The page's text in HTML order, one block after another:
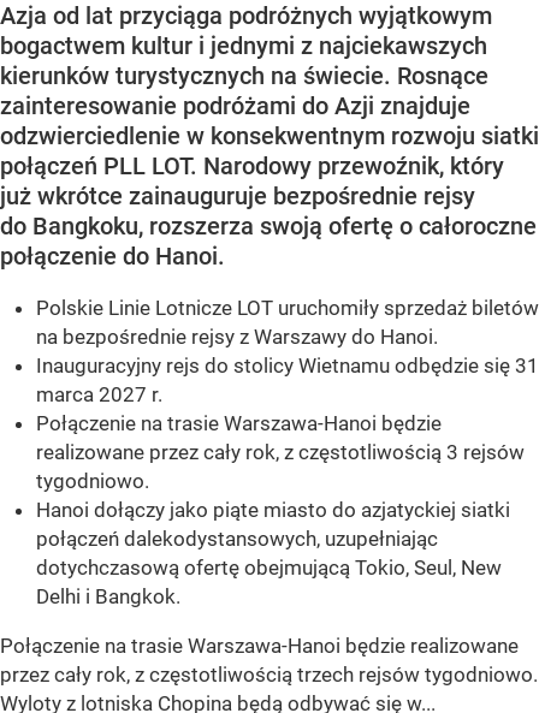
Azja od lat przyciąga podróżnych wyjątkowym
bogactwem kultur i jednymi z najciekawszych
kierunków turystycznych na świecie. Rosnące
zainteresowanie podróżami do Azji znajduje
odzwierciedlenie w konsekwentnym rozwoju siatki
połączeń PLL LOT. Narodowy przewoźnik, który
już wkrótce zainauguruje bezpośrednie rejsy
do Bangkoku, rozszerza swoją ofertę o całoroczne
połączenie do Hanoi.
Polskie Linie Lotnicze LOT uruchomiły sprzedaż biletów
na bezpośrednie rejsy z Warszawy do Hanoi.
Inauguracyjny rejs do stolicy Wietnamu odbędzie się 31
marca 2027 r.
Połączenie na trasie Warszawa-Hanoi będzie
realizowane przez cały rok, z częstotliwością 3 rejsów
tygodniowo.
Hanoi dołączy jako piąte miasto do azjatyckiej siatki
połączeń dalekodystansowych, uzupełniając
dotychczasową ofertę obejmującą Tokio, Seul, New
Delhi i Bangkok.
Połączenie na trasie Warszawa-Hanoi będzie realizowane
przez cały rok, z częstotliwością trzech rejsów tygodniowo.
Wyloty z lotniska Chopina będą odbywać się w...